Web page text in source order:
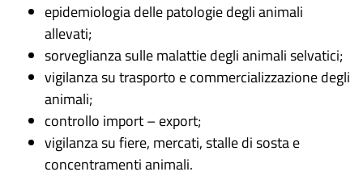
epidemiologia delle patologie degli animali
allevati;
sorveglianza sulle malattie degli animali selvatici;
vigilanza su trasporto e commercializzazione degli
animali;
controllo import – export;
vigilanza su fiere, mercati, stalle di sosta e
concentramenti animali.